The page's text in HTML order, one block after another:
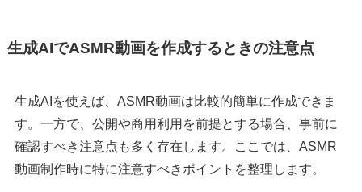
生成AIでASMR動画を作成するときの注意点
生成AIを使えば、ASMR動画は比較的簡単に作成できま
す。一方で、公開や商用利用を前提とする場合、事前に
確認すべき注意点も多く存在します。ここでは、ASMR
動画制作時に特に注意すべきポイントを整理します。